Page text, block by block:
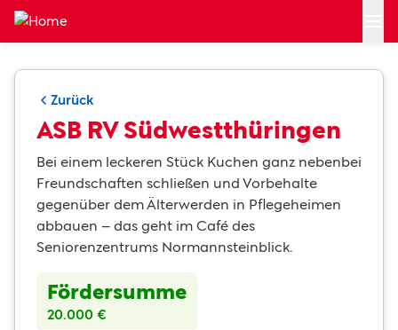
Zum Hauptinhalt springen
Zurück
ASB RV Südwestthüringen
Bei einem leckeren Stück Kuchen ganz nebenbei
Freundschaften schließen und Vorbehalte
gegenüber dem Älterwerden in Pflegeheimen
abbauen – das geht im Café des
Seniorenzentrums Normannsteinblick.
Fördersumme
20.000 €